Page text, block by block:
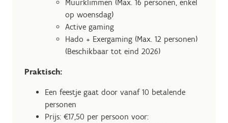
Muurklimmen (Max. 16 personen, enkel
op woensdag)
Active gaming
Hado + Exergaming (Max. 12 personen)
(Beschikbaar tot eind 2026)
Praktisch:
Een feestje gaat door vanaf 10 betalende
personen
Prijs: €17,50 per persoon voor: